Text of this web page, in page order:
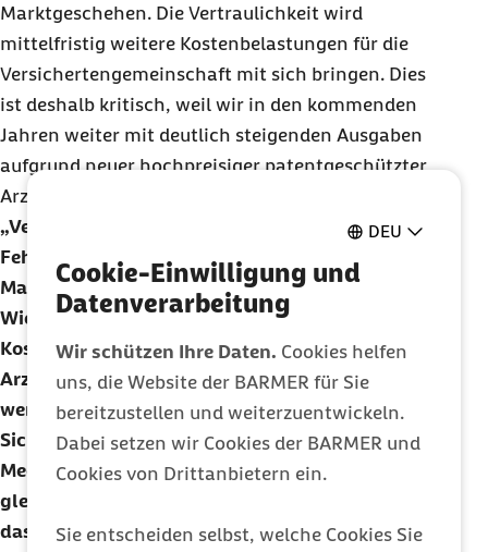
DEU
Cookie-Einwilligung und
Datenverarbeitung
Wir schützen Ihre Daten. Cookies helfen
uns, die Website der BARMER für Sie
bereitzustellen und weiterzuentwickeln.
Dabei setzen wir Cookies der BARMER und
Cookies von Drittanbietern ein.
Sie entscheiden selbst, welche Cookies Sie
Marktgeschehen. Die Vertraulichkeit wird
mittelfristig weitere Kostenbelastungen für die
Versichertengemeinschaft mit sich bringen. Dies
ist deshalb kritisch, weil wir in den kommenden
Jahren weiter mit deutlich steigenden Ausgaben
aufgrund neuer hochpreisiger patentgeschützter
Arzneimittel rechnen.
Vertrauliche Erstattungsbeträge sind ein großer
Fehler. Wir brauchen Transparenz im
Marktgeschehen.
Wie soll denn bei all den
Kostendämpfungsmaßnahmen der Zugang zu
Arzneimittelinnovationen aufrechterhalten
werden? Oder anders gefragt: Wie kann aus Ihrer
Sicht gewährleistet werden, dass neue
Medikamente schnell auf den Markt kommen und
gleichzeitig für die GKV bezahlbar bleiben? Ist
das AMNOG hier noch das richtige Instrument?